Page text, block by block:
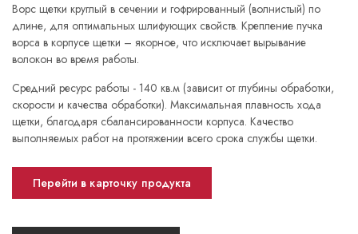
Ворс щетки круглый в сечении и гофрированный (волнистый) по
длине, для оптимальных шлифующих свойств. Крепление пучка
ворса в корпусе щетки – якорное, что исключает вырывание
волокон во время работы.
Средний ресурс работы - 140 кв.м (зависит от глубины обработки,
скорости и качества обработки). Максимальная плавность хода
щетки, благодаря сбалансированности корпуса. Качество
выполняемых работ на протяжении всего срока службы щетки.
Перейти в карточку продукта